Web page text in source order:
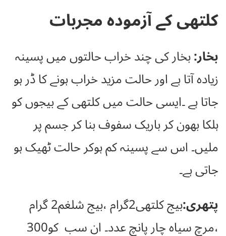
کلتھی کے آزمودہ مجربات
بخار:بخار کی چند خراب حالتوں میں پسینہ
زیادہ آتا ہے اور حالت مزید خراب ہونے کا ڈر ہو
جاتا ہے ۔ایسی حالت میں کلتھی کے بیجوں کو
ہلکا بھون کر باریک سفوف بنا کر جسم پر
ملیں۔ اس سے پسینہ کم ہوکر حالت ٹھیک ہو
جاتی ہے۔
پتھری:
بیج کلتھی2گرام ،بیج شلغم2 گرام